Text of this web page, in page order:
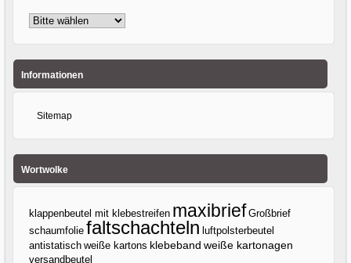
Informationen
Sitemap
Wortwolke
klappenbeutel mit klebestreifen maxibrief Großbrief
schaumfolie faltschachteln luftpolsterbeutel
antistatisch weiße kartons klebeband weiße kartonagen
versandbeutel